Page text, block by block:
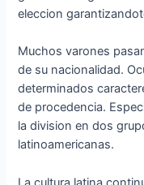
eleccion
Muchos varones
de su nacionalidad.
determinados
de procedencia.
la division en dos
latinoamericanas.